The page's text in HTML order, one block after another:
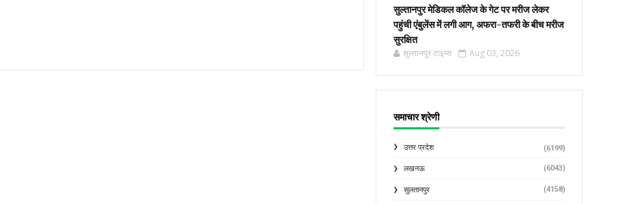
सुल्तानपुर मेडिकल कॉलेज के गेट पर मरीज लेकर
पहुंची एंबुलेंस में लगी आग, अफरा-तफरी के बीच मरीज
सुरक्षित
सुल्तानपुर टाइम्स Aug 03, 2026
समाचार श्रेणी
उत्तर प्रदेश (6199)
लखनऊ (6043)
सुलतानपुर (4158)